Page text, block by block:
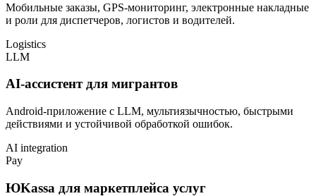
Мобильные заказы, GPS-мониторинг, электронные накладные
и роли для диспетчеров, логистов и водителей.
Logistics
LLM
AI-ассистент для мигрантов
Android-приложение с LLM, мультиязычностью, быстрыми
действиями и устойчивой обработкой ошибок.
AI integration
Pay
ЮKassa для маркетплейса услуг